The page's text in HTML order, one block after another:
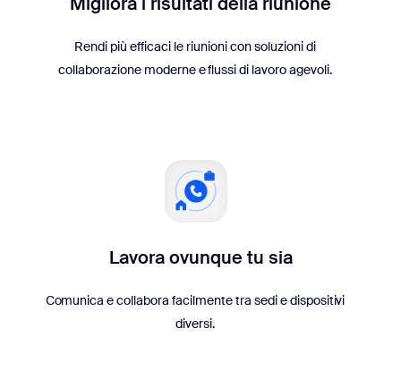
Rendi più efficaci le riunioni con soluzioni di
collaborazione moderne e flussi di lavoro agevoli.
Lavora ovunque tu sia
Comunica e collabora facilmente tra sedi e dispositivi
diversi.